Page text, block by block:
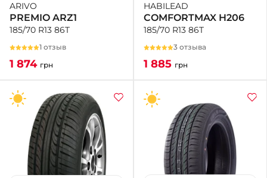
ARIVO
PREMIO ARZ1
185/70 R13 86T
1 отзыв
1 874 грн
HABILEAD
COMFORTMAX H206
185/70 R13 86T
3 отзыва
1 885 грн